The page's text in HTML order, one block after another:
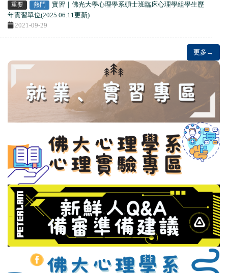
重要 熱門
實習｜佛光大學心理學系碩士班臨床心理學組學生歷
年實習單位(2025.06.11更新)
2021-09-29
更多→